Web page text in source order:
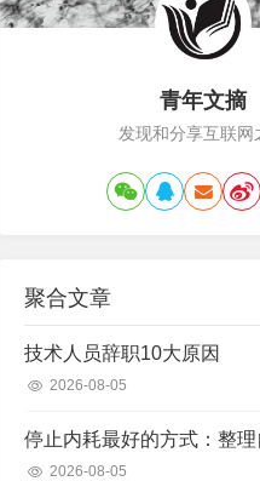
青年文摘
发现和分享互联网
聚合文章
技术人员辞职10大原因
2026-08-05
停止内耗最好的方式：整理
2026-08-05